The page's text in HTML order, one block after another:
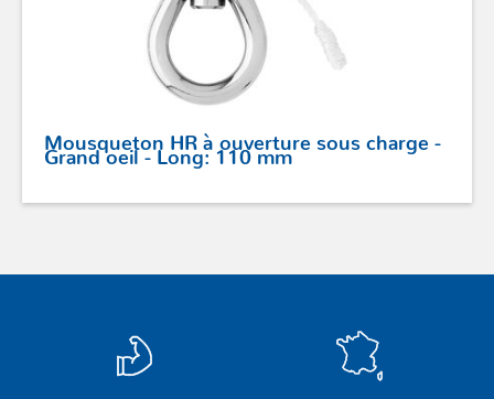
Mousqueton HR à ouverture sous charge -
Grand oeil - Long: 110 mm